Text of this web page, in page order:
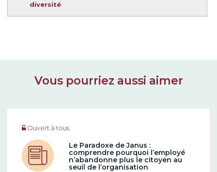
diversité
Vous pourriez aussi aimer
Ouvert à tous
Le Paradoxe de Janus :
comprendre pourquoi l’employé
n’abandonne plus le citoyen au
seuil de l’organisation